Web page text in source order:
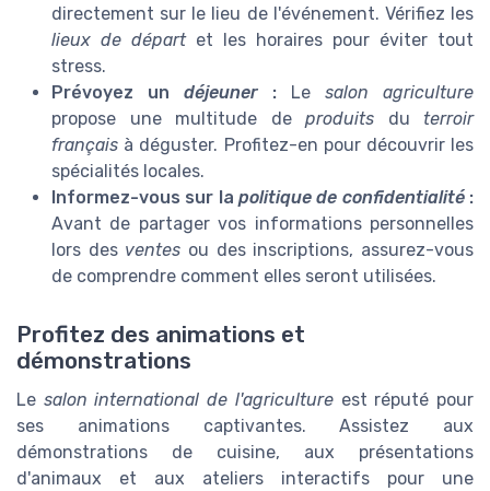
directement sur le lieu de l'événement. Vérifiez les
lieux de départet les horaires pour éviter tout
stress.
Prévoyez un déjeuner : Le salon agriculture
propose une multitude de produits du terroir
français à déguster. Profitez-en pour découvrir les
spécialités locales.
Informez-vous sur la politique de confidentialité:
Avant de partager vos informations personnelles
lors des ventes ou des inscriptions, assurez-vous
de comprendre comment elles seront utilisées.
Profitez des animations et
démonstrations
Le salon international de l'agricultureest réputé pour
ses animations captivantes. Assistez aux
démonstrations de cuisine, aux présentations
d'animaux et aux ateliers interactifs pour une